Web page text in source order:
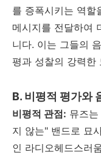
를 증폭시키는 역할
메시지를 전달하여
니다. 이는 그들의
평과 성찰의 강력한
B. 비평적 평가와
비평적 관점: 뮤즈는
지 않는" 밴드로 묘
인 라디오헤드스러